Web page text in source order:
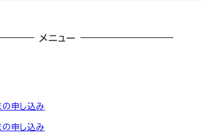
メニュー
申し込み
申し込み